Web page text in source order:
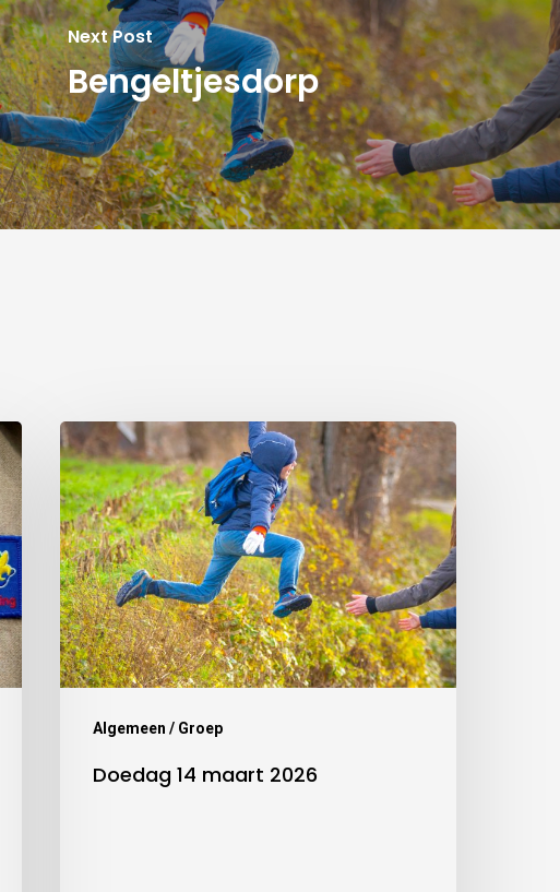
Next Post
Bengeltjesdorp
Algemeen / Groep
Doedag 14 maart 2026